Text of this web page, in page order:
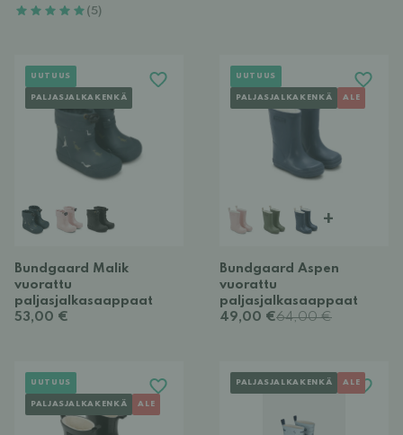
(5)
UUTUUS
PALJASJALKAKENKÄ
Bundgaard Malik
vuorattu
paljasjalkasaappaat
53,00 €
+
UUTUUS
PALJASJALKAKENKÄ ALE
Bundgaard Aspen
vuorattu
paljasjalkasaappaat
49,00 €64,00 €
UUTUUS
PALJASJALKAKENKÄ ALE
PALJASJALKAKENKÄ ALE